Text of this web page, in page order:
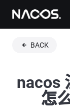
BACK
nacos
怎